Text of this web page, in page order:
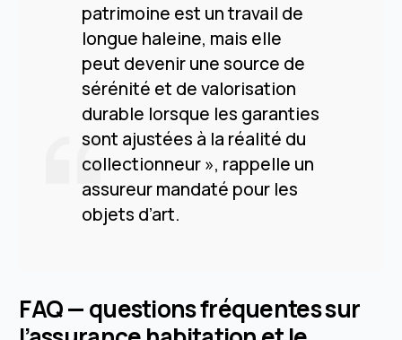
patrimoine est un travail de
longue haleine, mais elle
peut devenir une source de
sérénité et de valorisation
durable lorsque les garanties
sont ajustées à la réalité du
collectionneur », rappelle un
assureur mandaté pour les
objets d’art.
FAQ — questions fréquentes sur